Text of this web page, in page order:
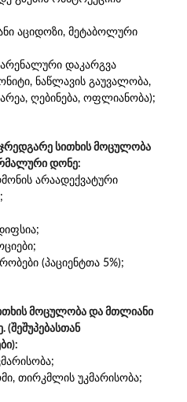
აციდოზი, მეტაბოლური
დაკარგვა
ნაწლავის გაუვალობა,
ღებინება, ოფლიანობა);
სითხის მოცულობა
დონე:
არაადექვატური
(პაციენტთა 5%);
მოცულობა და მთლიანი
თირკმლის უკმარისობა;